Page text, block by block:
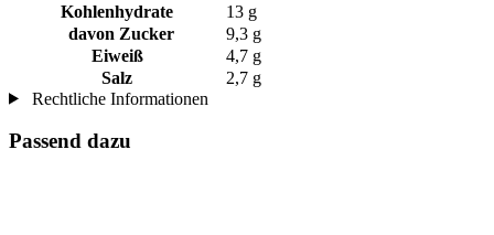
Kohlenhydrate
13 g
davon Zucker
9,3 g
Eiweiß
4,7 g
Salz
2,7 g
Rechtliche Informationen
Passend dazu